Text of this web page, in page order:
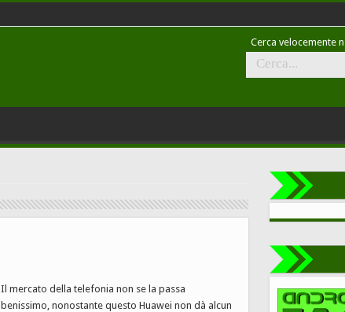
Cerca velocemente
Il mercato della telefonia non se la passa
benissimo, nonostante questo Huawei non dà alcun